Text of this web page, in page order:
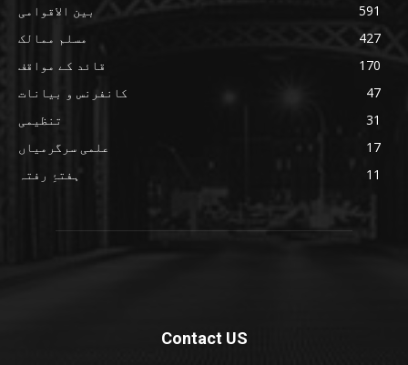
بین الاقوامی
591
مسلم ممالک
427
قائد کے مواقف
170
کانفرنس و بیانات
47
تنظیمی
31
علمی سرگرمیاں
17
ہفتۂِ رفتہ
11
Contact US